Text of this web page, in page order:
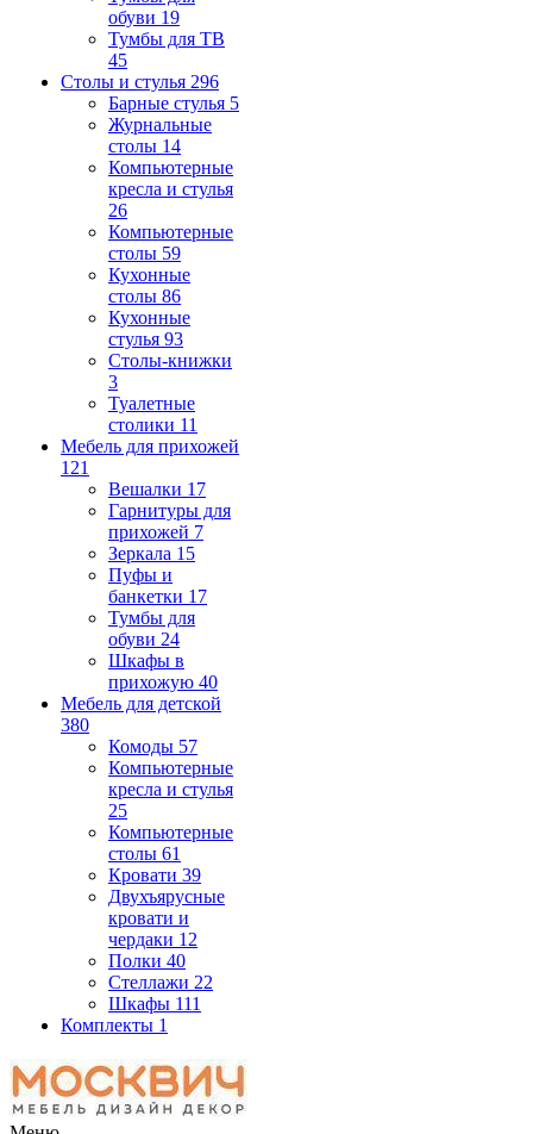
обуви 19
Тумбы для ТВ
45
Столы и стулья 296
Барные стулья 5
Журнальные
столы 14
Компьютерные
кресла и стулья
26
Компьютерные
столы 59
Кухонные
столы 86
Кухонные
стулья 93
Столы-книжки
3
Туалетные
столики 11
Мебель для прихожей
121
Вешалки 17
Гарнитуры для
прихожей 7
Зеркала 15
Пуфы и
банкетки 17
Тумбы для
обуви 24
Шкафы в
прихожую 40
Мебель для детской
380
Комоды 57
Компьютерные
кресла и стулья
25
Компьютерные
столы 61
Кровати 39
Двухъярусные
кровати и
чердаки 12
Полки 40
Стеллажи 22
Шкафы 111
Комплекты 1